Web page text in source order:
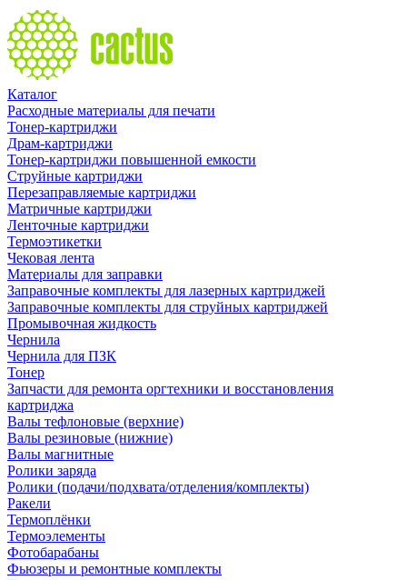
Каталог
Расходные материалы для печати
Тонер-картриджи
Драм-картриджи
Тонер-картриджи повышенной емкости
Струйные картриджи
Перезаправляемые картриджи
Матричные картриджи
Ленточные картриджи
Термоэтикетки
Чековая лента
Материалы для заправки
Заправочные комплекты для лазерных картриджей
Заправочные комплекты для струйных картриджей
Промывочная жидкость
Чернила
Чернила для ПЗК
Тонер
Запчасти для ремонта оргтехники и восстановления
картриджа
Валы тефлоновые (верхние)
Валы резиновые (нижние)
Валы магнитные
Ролики заряда
Ролики (подачи/подхвата/отделения/комплекты)
Ракели
Термоплёнки
Термоэлементы
Фотобарабаны
Фьюзеры и ремонтные комплекты